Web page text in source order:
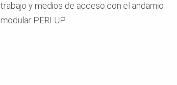
trabajo y medios de acceso con el andamio
modular PERI UP.